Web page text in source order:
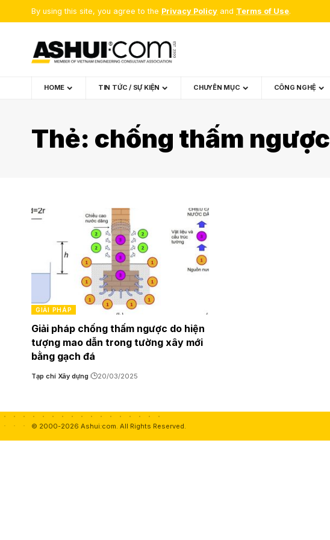
By using this site, you agree to the Privacy Policy and Terms of Use.
HOME TIN TỨC / SỰ KIỆN CHUYÊN MỤC CÔNG NGHỆ
Thẻ: chống thấm ngược
GIẢI PHÁP
Giải pháp chống thấm ngược do hiện
tượng mao dẫn trong tường xây mới
bằng gạch đá
Tạp chí Xây dựng 20/03/2025
© 2000-2026 Ashui.com. All Rights Reserved.